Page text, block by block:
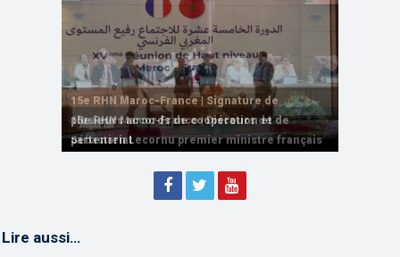
15e RHN Maroc-France | Signature de
plusieurs accords de coopération et de
partenariat
15e RHN Maroc-France | Discours de
Sébastien Lecornu premier ministre français
15e Réunion de Haut Niveau Maroc-France |
Discours de M. Aziz Akhannouch
Lire aussi…